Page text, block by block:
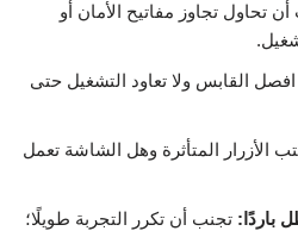
تحاول تجاوز مفاتيح الأمان أو
افصل القابس ولا تعاود التشغيل حتى
الأزرار المتأثرة وهل الشاشة تعمل
باردًا: تجنب أن تكرر التجربة طويلًا؛